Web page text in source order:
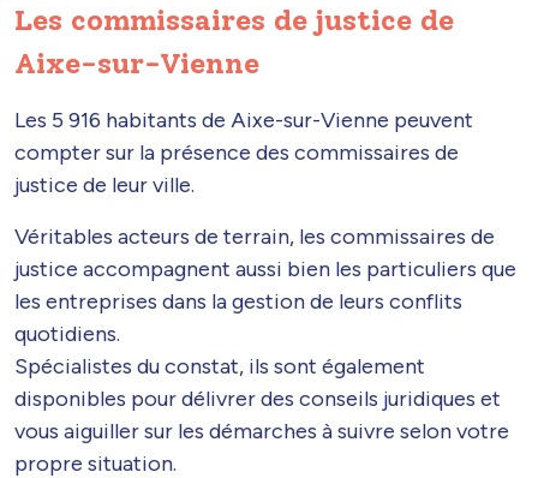
Les commissaires de justice de
Aixe-sur-Vienne
Les 5 916 habitants de Aixe-sur-Vienne peuvent
compter sur la présence des commissaires de
justice de leur ville.
Véritables acteurs de terrain, les commissaires de
justice accompagnent aussi bien les particuliers que
les entreprises dans la gestion de leurs conflits
quotidiens.
Spécialistes du constat, ils sont également
disponibles pour délivrer des conseils juridiques et
vous aiguiller sur les démarches à suivre selon votre
propre situation.